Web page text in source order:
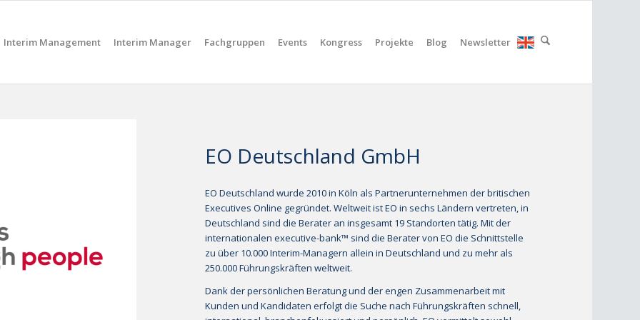
Interim Management Interim Manager Fachgruppen Events Kongress Projekte Blog Newsletter
EO Deutschland GmbH
EO Deutschland wurde 2010 in Köln als Partnerunternehmen der britischen
Executives Online gegründet. Weltweit ist EO in sechs Ländern vertreten, in
Deutschland sind die Berater an insgesamt 19 Standorten tätig. Mit der
internationalen executive-bank™ sind die Berater von EO die Schnittstelle
zu über 10.000 Interim-Managern allein in Deutschland und zu mehr als
250.000 Führungskräften weltweit.
Dank der persönlichen Beratung und der engen Zusammenarbeit mit
Kunden und Kandidaten erfolgt die Suche nach Führungskräften schnell,